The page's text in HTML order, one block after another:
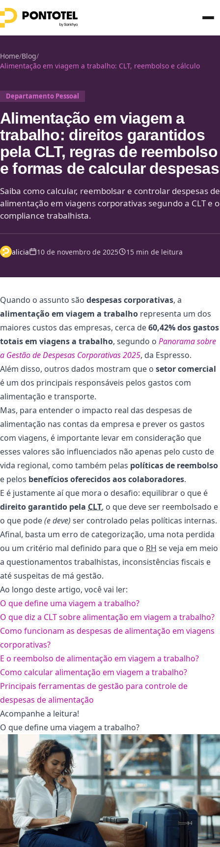
Home/Blog/
Alimentação em viagem a trabalho: CLT, reembolso e cálculo
Departamento Pessoal
Alimentação em viagem a
trabalho: direitos garantidos
pela CLT, regras de reembolso
e formas de calcular despesas
Saiba como calcular, reembolsar e controlar despesas de
alimentação em viagens corporativas segundo a CLT e o
compliance trabalhista.
alicia 10 de novembro de 2025 15 min de leitura
Quando o assunto são despesas corporativas, a
alimentação em viagem a trabalho representa um dos
maiores custos das empresas, cerca de60,42% dos gastos
totais em viagens a trabalho, segundo o Panorama sobre
a Gestão de Despesas Corporativas 2025, da Espresso.
Além disso, outros dados mostram que o setor comercial
é um dos principais responsáveis pelos gastos com
alimentação e transporte.
Mas, para entender o impacto real das despesas de
alimentação nas contas da empresa e prever os gastos
com viagens, é importante levar em consideração que
esses valores são influenciados não apenas pelo custo de
vida regional, como também pelas políticas de reembolso
e pelos benefícios oferecidos aos colaboradores.
E é justamente aí que mora o desafio: equilibrar o que é
direito garantido pela CLT, o que deve ser reembolsado e
o que pode(e deve) ser controlado pelas políticas internas.
Afinal, basta um erro de categorização, uma nota perdida
ou um critério mal definido para que o RH se veja em meio
a questionamentos trabalhistas, inconsistências fiscais e
até suspeitas de má gestão.
Ao longo deste artigo, você vai ler:
O que define uma viagem a trabalho?
O que diz a CLT sobre alimentação em viagem a trabalho?
Como funcionam as despesas de alimentação em viagens
corporativas?
E o reembolso de alimentação em viagem a trabalho?
Como calcular alimentação em viagem a trabalho?
Principais ferramentas de gestão para controle de
despesas de alimentação
Acompanhe a leitura!
O que define uma viagem a trabalho?